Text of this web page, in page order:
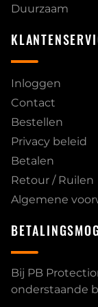
Duurzaam
Inloggen
Contact
Bestellen
Privacy beleid
Betalen
Retour / Ruilen
Algemene
Bij PB
onderstaande